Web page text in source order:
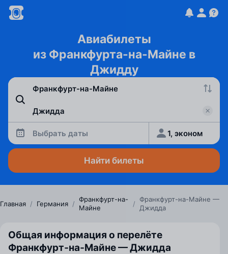
Авиабилеты
из Франкфурта-на-Майне в
Джидду
Выбрать даты 1, эконом
Найти билеты
Главная / Германия /
Франкфурт-на-
Майне
/
Франкфурт-на-Майне —
Джидда
Общая информация о перелёте
Франкфурт‑на‑Майне — Джидда